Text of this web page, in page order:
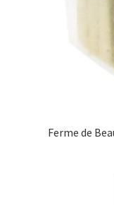
Ferme de